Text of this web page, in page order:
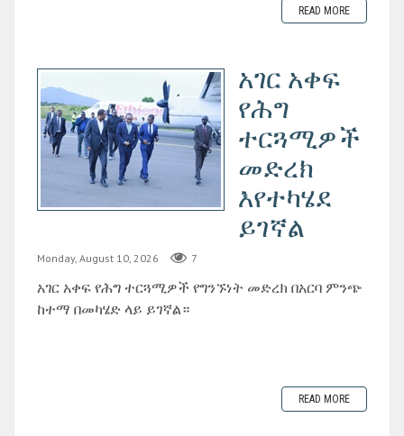
READ MORE
አገር አቀፍ
የሕግ
ተርጓሚዎች
መድረክ
እየተካሄደ
ይገኛል
Monday, August 10, 2026 7
አገር አቀፍ የሕግ ተርጓሚዎች የግንኙነት መድረክ በአርባ ምንጭ
ከተማ በመካሄድ ላይ ይገኛል።
READ MORE